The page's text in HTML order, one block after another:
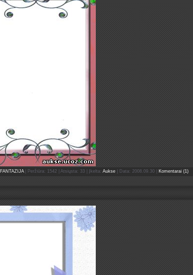
FANTAZIJA| Peržiūra: 1542 | Atsiųsta: 33 | Įkelta: Aukse| Data: 2008.09.30 Komentarai (1)